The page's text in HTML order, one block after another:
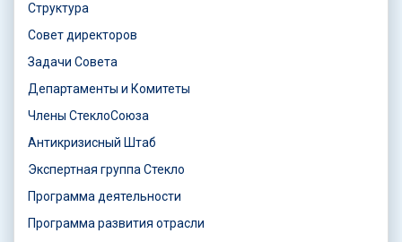
Структура
Совет директоров
Задачи Совета
Департаменты и Комитеты
Члены СтеклоСоюза
Антикризисный Штаб
Экспертная группа Стекло
Программа деятельности
Программа развития отрасли